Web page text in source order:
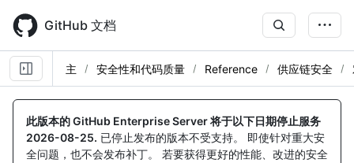
main
content
GitHub 文档
主 安全性和代码质量 Reference 供应链安全
此版本的 GitHub Enterprise Server 将于以下日期停止服务
2026-08-25. 已停止发布的版本不受支持。 即使针对重大安
全问题，也不会发布补丁。 若要获得更好的性能、改进的安全